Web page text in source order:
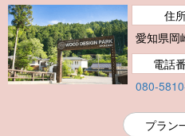
住
愛知県岡
電話
080-
プラン